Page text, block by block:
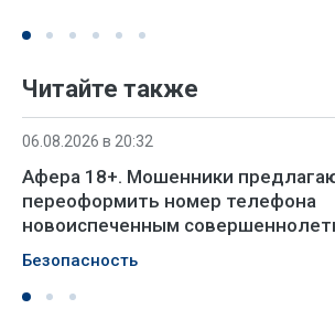
Читайте также
06.08.2026 в 20:32
Афера 18+. Мошенники
переоформить номер телефона
новоиспеченным
Безопасность